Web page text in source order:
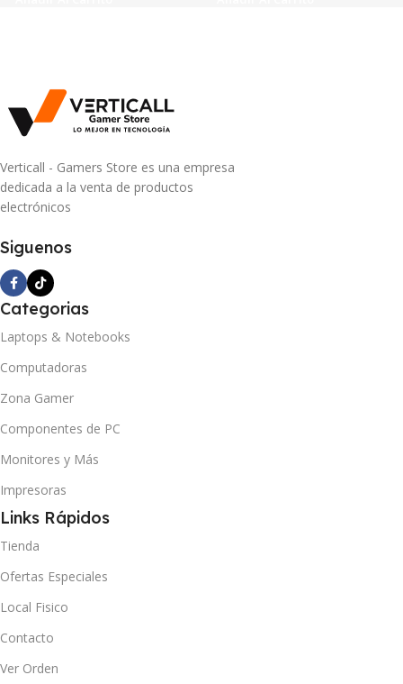
Verticall - Gamers Store es una empresa
dedicada a la venta de productos
electrónicos
Siguenos
Categorias
Laptops & Notebooks
Computadoras
Zona Gamer
Componentes de PC
Monitores y Más
Impresoras
Links Rápidos
Tienda
Ofertas Especiales
Local Fisico
Contacto
Ver Orden